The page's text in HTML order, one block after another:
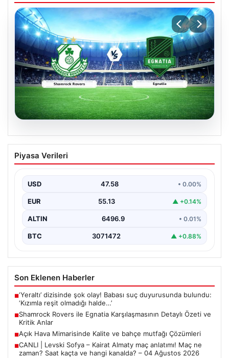
05.08.2026
Shamrock Rovers ile Egnatia
Karşılaşmasının Detaylı Özeti ve Kritik
İrlanda temsilcisi Shamrock Rovers, Avrupa kupaları
bir…
Piyasa Verileri
USD 47.58 • 0.00%
EUR 55.13 ▲ +0.14%
ALTIN 6496.9 • 0.01%
BTC 3071472 ▲ +0.88%
Son Eklenen Haberler
■‘Yeraltı’ dizisinde şok olay! Babası suç duyurusunda bulundu:
‘Kızımla reşit olmadığı halde…’
■Shamrock Rovers ile Egnatia Karşılaşmasının Detaylı Özeti ve
Kritik Anlar
■Açık Hava Mimarisinde Kalite ve bahçe mutfağı Çözümleri
■CANLI | Levski Sofya – Kairat Almaty maç anlatımı! Maç ne
zaman? Saat kaçta ve hangi kanalda? – 04 Ağustos 2026